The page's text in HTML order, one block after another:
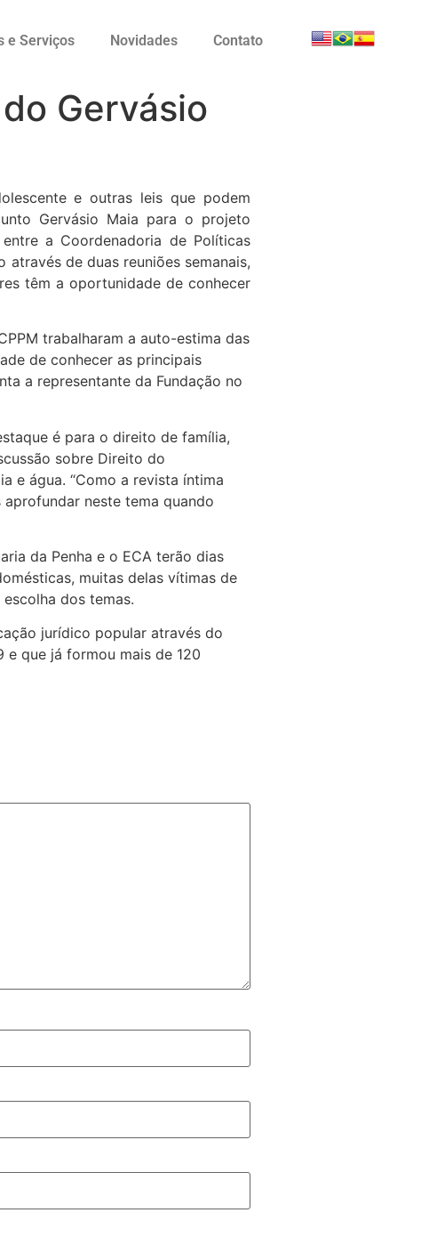
e Serviços Novidades Contato
Gervásio
e outras leis que podem
Gervásio Maia para o projeto
a Coordenadoria de Políticas
de duas reuniões semanais,
têm a oportunidade de conhecer
trabalharam a auto-estima das
de conhecer as principais
a representante da Fundação no
é para o direito de família,
sobre Direito do
e água. “Como a revista íntima
neste tema quando
da Penha e o ECA terão dias
muitas delas vítimas de
dos temas.
jurídico popular através do
e que já formou mais de 120